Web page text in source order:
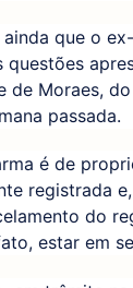
que o
de Moraes,
passada.
é de
registrada
do
estar em